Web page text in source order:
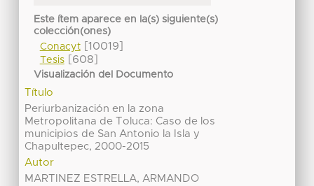
Este ítem aparece en la(s) siguiente(s)
colección(ones)
Conacyt[10019]
Tesis[608]
Visualización del Documento
Título
Periurbanización en la zona
Metropolitana de Toluca: Caso de los
municipios de San Antonio la Isla y
Chapultepec, 2000-2015
Autor
MARTINEZ ESTRELLA, ARMANDO